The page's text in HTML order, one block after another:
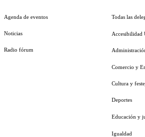
Agenda de eventos
Noticias
Radio fórum
Todas las
Accesibilidad
Comercio y
Cultura y
Deportes
Educación y
Igualdad